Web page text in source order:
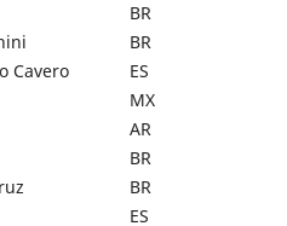
BR
BR
Cavero
ES
MX
AR
BR
BR
ES